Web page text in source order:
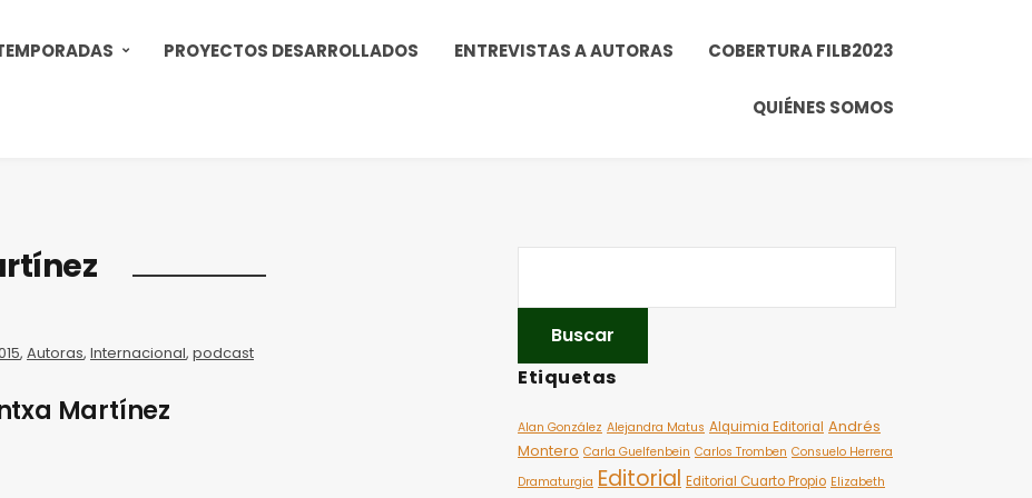
PROYECTOS DESARROLLADOS ENTREVISTAS A AUTORAS COBERTURA FILB2023
QUIÉNES SOMOS
, Autoras, Internacional, podcast
Martínez
Etiquetas
Alan González Alejandra Matus Alquimia Editorial Andrés
Montero Carla Guelfenbein Carlos Tromben Consuelo Herrera
Dramaturgia Editorial Editorial Cuarto Propio Elizabeth